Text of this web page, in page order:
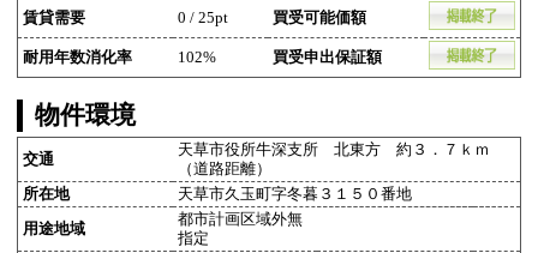
賃貸需要
0 / 25pt 買受可能価額
耐用年数消化率 102% 買受申出保証額
物件環境
交通
天草市役所牛深支所 北東方 約３．７ｋｍ
（道路距離）
所在地
天草市久玉町字冬暮３１５０番地
用途地域
都市計画区域外無
指定